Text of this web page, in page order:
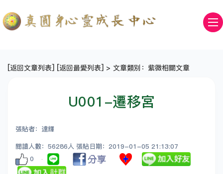
[返回文章列表] [返回最愛列表] > 文章類別：紫微相關文章
U001-遷移宮
張貼者：達輝
閱讀人數：56286人 張貼日期：2019-01-05 21:13:07
0